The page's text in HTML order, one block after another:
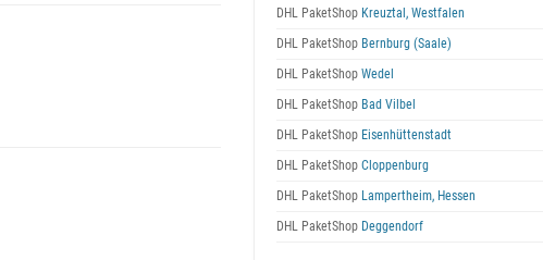
DHL PaketShop Kreuztal, Westfalen
DHL PaketShop Bernburg (Saale)
DHL PaketShop Wedel
DHL PaketShop Bad Vilbel
DHL PaketShop Eisenhüttenstadt
DHL PaketShop Cloppenburg
DHL PaketShop Lampertheim, Hessen
DHL PaketShop Deggendorf